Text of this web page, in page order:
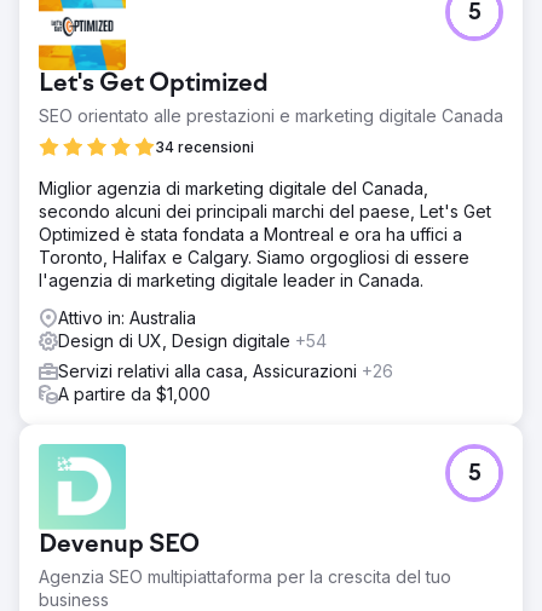
Let's Get Optimized
SEO orientato alle prestazioni e marketing digitale Canada
34 recensioni
5
Miglior agenzia di marketing digitale del Canada,
secondo alcuni dei principali marchi del paese, Let's Get
Optimized è stata fondata a Montreal e ora ha uffici a
Toronto, Halifax e Calgary. Siamo orgogliosi di essere
l'agenzia di marketing digitale leader in Canada.
Attivo in: Australia
Design di UX, Design digitale +54
Servizi relativi alla casa, Assicurazioni +26
A partire da $1,000
Devenup SEO
Agenzia SEO multipiattaforma per la crescita del tuo
business
5